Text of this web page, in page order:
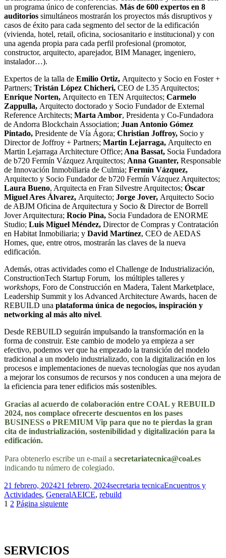
un programa único de conferencias. Más de 600 expertos en 8
auditorios simultáneos mostrarán los proyectos más disruptivos y
casos de éxito para cada segmento del sector de la edificación
(vivienda, hotel, retail, oficina, sociosanitario e institucional) y con
una agenda propia para cada perfil profesional (promotor,
constructor, arquitecto, aparejador, BIM Manager, ingeniero,
instalador…).
Expertos de la talla de Emilio Ortiz, Arquitecto y Socio en Foster +
Partners; Tristán López Chicheri, CEO de L35 Arquitectos;
Enrique Norten, Arquitecto en TEN Arquitectos; Carmelo
Zappulla, Arquitecto doctorado y Socio Fundador de External
Reference Architects; MartaAmbor, Presidenta y Co-Fundadora
de Andorra Blockchain Association; Juan Antonio Gómez
Pintado, Presidente de Vía Ágora; Christian Joffroy, Socio y
Director de Joffroy + Partners; Martin Lejarraga, Arquitecto en
Martin Lejarraga Architecture Office;Ana Bassat, Socia Fundadora
de b720 Fermín Vázquez Arquitectos; Anna Guanter, Responsable
de Innovación Inmobiliaria de Culmia; Fermín Vázquez,
Arquitecto y Socio Fundador de b720 Fermín Vázquez Arquitectos;
Laura Bueno, Arquitecta en Fran Silvestre Arquitectos; Óscar
Miguel Ares Álvarez, Arquitecto; Jorge Jover, Arquitecto Socio
de ABJM Oficina de Arquitectura y Socio & Director de Borrell
Jover Arquitectura; Rocío Pina, Socia Fundadora de ENORME
Studio; Luis Miguel Méndez, Director de Compras y Contratación
en Habitat Inmobiliaria; y David Martínez, CEO de AEDAS
Homes, que, entre otros, mostrarán las claves de la nueva
edificación.
Además, otras actividades como el Challenge de Industrialización,
ConstructionTech Startup Forum, los múltiples talleres y
workshops, Foro de Construcción en Madera, Talent Marketplace,
Leadership Summit y los Advanced Architecture Awards, hacen de
REBUILD una plataforma única de negocios, inspiración y
networking al más alto nivel.
Desde REBUILD seguirán impulsando la transformación en la
forma de construir. Este cambio de modelo ya empieza a ser
efectivo, podemos ver que ha empezado la transición del modelo
tradicional a un modelo industrializado, con la digitalización en los
procesos e implementaciones de nuevas tecnologías que nos ayudan
a mejorar los consumos de recursos y nos conducen a una mejora de
la eficiencia para tener edificios más sostenibles.
Gracias al acuerdo de colaboración entre COAL y REBUILD
2024, nos complace ofrecerte descuentos en los pases
BUSINESS o PREMIUM Vip para que no te pierdas la gran
cita de industrialización, sostenibilidad y digitalización para la
edificación.
Para obtenerlo escribe un e-mail a secretariatecnica@coal.es
indicando tu número de colegiado.
Publicado
el
21 febrero, 202421 febrero, 2024Autor
secretaria tecnicaCategorías
Encuentros y
Actividades, GeneralEtiquetas
AEICE, rebuild
Navegación
Página
1 Página
2 Página siguiente
SERVICIOS